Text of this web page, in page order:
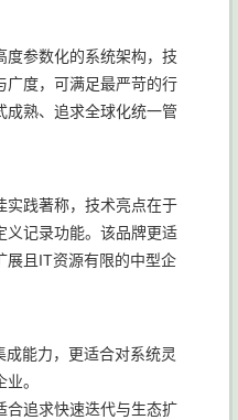
度参数化的系统架构，技
广度，可满足最严苛的行
成熟、追求全球化统一管
实践著称，技术亮点在于
义记录功能。该品牌更适
展且IT资源有限的中型企
能力，更适合对系统灵
。
合追求快速迭代与生态扩